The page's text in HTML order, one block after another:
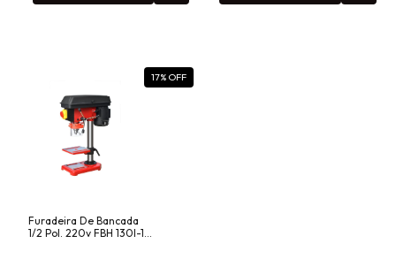
17% OFF
Furadeira De Bancada
1/2 Pol. 220v FBH 130I-1